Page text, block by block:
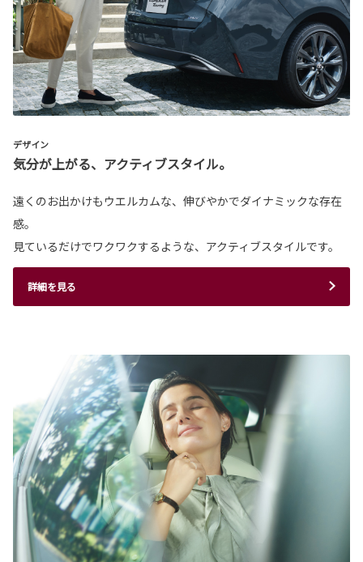
デザイン
気分が上がる、アクティブスタイル。
遠くのお出かけもウエルカムな、伸びやかでダイナミックな存在
感。
見ているだけでワクワクするような、アクティブスタイルです。
詳細を見る